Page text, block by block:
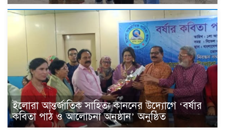
ইলোরা আন্তর্জাতিক সাহিত্য কাননের উদ্যোগে ‘বর্ষার
কবিতা পাঠ ও আলোচনা অনুষ্ঠান’ অনুষ্ঠিত